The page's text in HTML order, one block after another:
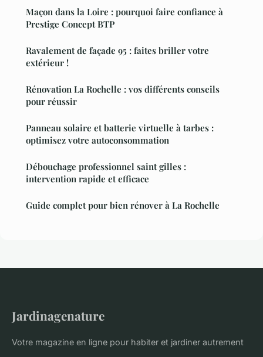
Maçon dans la Loire : pourquoi faire confiance à
Prestige Concept BTP
Ravalement de façade 95 : faites briller votre
extérieur !
Rénovation La Rochelle : vos différents conseils
pour réussir
Panneau solaire et batterie virtuelle à tarbes :
optimisez votre autoconsommation
Débouchage professionnel saint gilles :
intervention rapide et efficace
Guide complet pour bien rénover à La Rochelle
Jardinagenature
Votre magazine en ligne pour habiter et jardiner autrement